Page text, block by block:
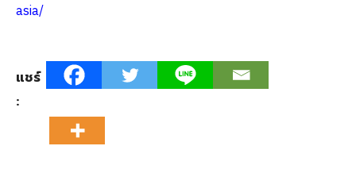
asia/
แชร์
: